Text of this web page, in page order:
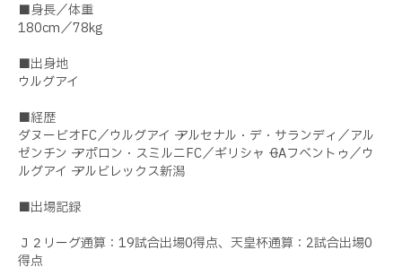
■身長／体重
180cm／78kg
■出身地
ウルグアイ
■経歴
ダヌービオFC／ウルグアイ → アルセナル・デ・サランディ／アル
ゼンチン → アポロン・スミルニFC／ギリシャ → CAフベントゥ／ウ
ルグアイ → アルビレックス新潟
■出場記録
Ｊ２リーグ通算：19試合出場0得点、天皇杯通算：2試合出場0
得点